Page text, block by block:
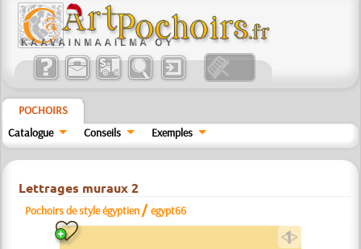
POCHOIRS
Catalogue
Conseils Exemples
Lettrages muraux 2
Pochoirs de style égyptien /egypt66
a